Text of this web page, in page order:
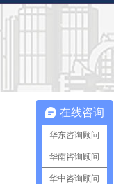
在线咨询
华东咨询顾问
华南咨询顾问
华中咨询顾问